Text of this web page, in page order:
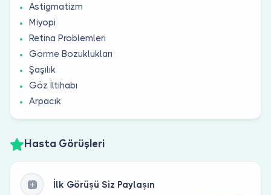
Astigmatizm
Miyopi
Retina Problemleri
Görme Bozuklukları
Şaşılık
Göz İltihabı
Arpacık
Hasta Görüşleri
İlk Görüşü Siz Paylaşın